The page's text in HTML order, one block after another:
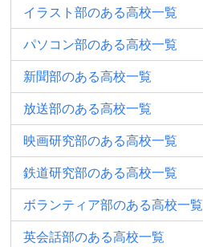
イラスト部のある高校一覧
パソコン部のある高校一覧
新聞部のある高校一覧
放送部のある高校一覧
映画研究部のある高校一覧
鉄道研究部のある高校一覧
ボランティア部のある高校一覧
英会話部のある高校一覧